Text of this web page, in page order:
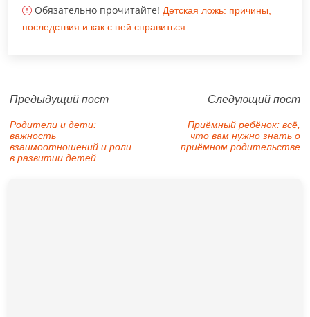
Обязательно прочитайте! Детская ложь: причины,
последствия и как с ней справиться
Предыдущий пост
Родители и дети:
важность
взаимоотношений и роли
в развитии детей
Следующий пост
Приёмный ребёнок: всё,
что вам нужно знать о
приёмном родительстве